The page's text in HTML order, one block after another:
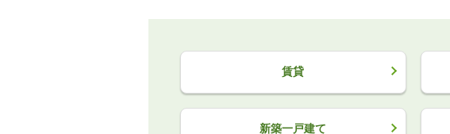
賃貸
新築一戸建て